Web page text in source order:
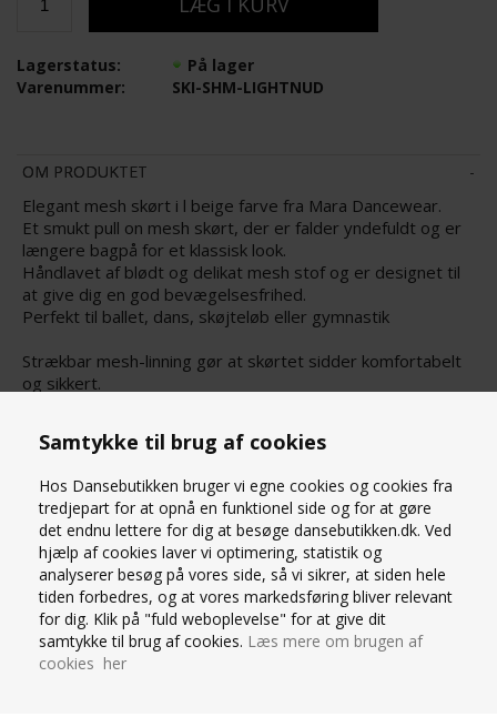
Samtykke til brug af cookies
Hos Dansebutikken bruger vi egne cookies og cookies fra
tredjepart for at opnå en funktionel side og for at gøre
det endnu lettere for dig at besøge dansebutikken.dk. Ved
hjælp af cookies laver vi optimering, statistik og
analyserer besøg på vores side, så vi sikrer, at siden hele
tiden forbedres, og at vores markedsføring bliver relevant
for dig. Klik på "fuld weboplevelse" for at give dit
samtykke til brug af cookies. Læs mere om brugen af
cookies her
På lager
Lagerstatus:
SKI-SHM-LIGHTNUD
Varenummer:
OM PRODUKTET
Elegant mesh skørt i l beige farve fra Mara Dancewear.
Et smukt pull on mesh skørt, der er falder yndefuldt og er
længere bagpå for et klassisk look.
Håndlavet af blødt og delikat mesh stof og er designet til
at give dig en god bevægelsesfrihed.
Perfekt til ballet, dans, skøjteløb eller gymnastik
Strækbar mesh-linning gør at skørtet sidder komfortabelt
og sikkert.
(Alle Mara Dancewear styles leveres i en fin lyserød
dustbag)
STØRRELSESGUIDE
SPØRG OS